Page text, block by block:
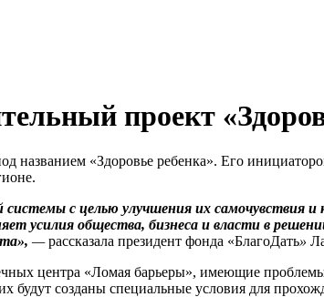
проект
названием «Здоровье ребенка». Его
с целью улучшения их самочувствия
усилия общества, бизнеса и власти в
—рассказала президент фонда «БлагоДать»
центра «Ломая барьеры», имеющие
созданы специальные условия для